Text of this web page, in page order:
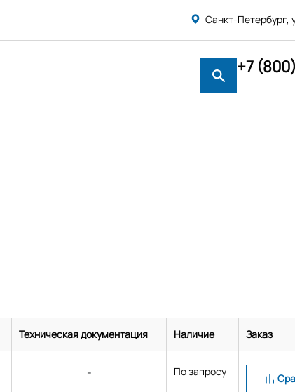
Санкт-Петербург,
+7
Техническая документация Наличие Заказ
- По запросу